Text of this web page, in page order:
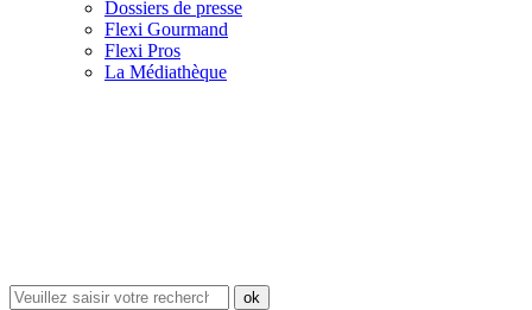
Dossiers de presse
Flexi Gourmand
Flexi Pros
La Médiathèque
Rechercher